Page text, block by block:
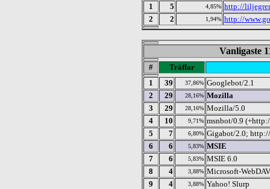
1
5 4,85% http://
2
2 1,94% http://
Vanligaste
#
Träffar
1
39 37,86% Googlebot/2.1
2
29 28,16% Mozilla
3
29 28,16% Mozilla/5.0
4
10 9,71% msnbot/0.9
5
7 6,80% Gigabot/2.0;
6
6 5,83% MSIE
7
6 5,83% MSIE 6.0
8
4 3,88% Microsoft-
9
4 3,88% Yahoo! Slurp